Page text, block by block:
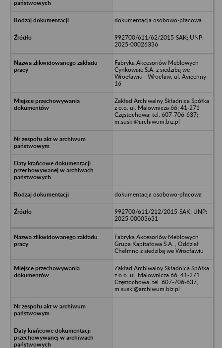
dokumentacja osobowo-płacowa
992700/611/62/2015-SAK; UNP:
2025-00026336
Fabryka Akcesoriów Meblowych
Cynkowaie S.A. z siedzibą we
Wrocławiu - Wrocław, ul. Avicenny
16
Zakład Archiwalny Składnica Spółka
z o.o. ul. Malownicza 66; 41-271
Częstochowa; tel. 607-706-637;
m.suski@archiwum.biz.pl
dokumentacja osobowo-płacowa
992700/611/212/2015-SAK; UNP:
2025-00003631
Fabryka Akcesoriów Meblowych
Grupa Kapitałowa S.A. , Oddział
Chełmno z siedzibą we Wrocławiu
Zakład Archiwalny Składnica Spółka
z o.o. ul. Malownicza 66; 41-271
Częstochowa; tel. 607-706-637;
m.suski@archiwum.biz.pl